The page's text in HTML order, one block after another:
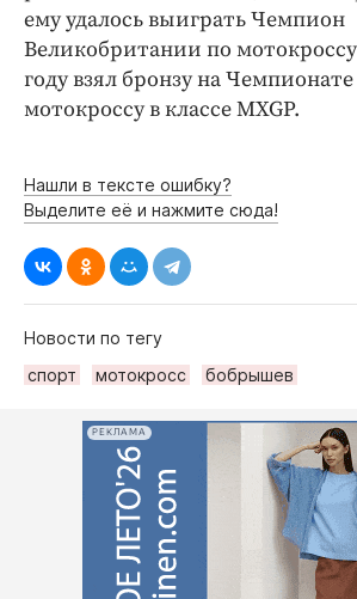
ему удалось выиграть Чемпион
Великобритании по мотокроссу
году взял бронзу на
мотокроссу в классе MXGP.
Нашли в тексте ошибку?
Выделите её и нажмите сюда!
Новости по тегу
спорт
мотокросс бобрышев
РЕКЛАМА